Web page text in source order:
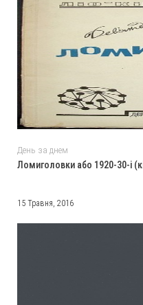
День за днем
Ломиголовки або 1920-30-і
15 Травня, 2016